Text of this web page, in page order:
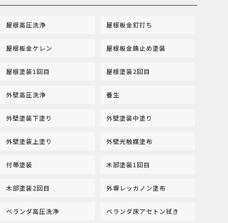
屋根高圧洗浄 屋根板金釘打ち
屋根板金ケレン 屋根板金錆止め塗装
屋根塗装1回目 屋根塗装2回目
外壁高圧洗浄 養生
外壁塗装下塗り 外壁塗装中塗り
外壁塗装上塗り 外壁光触媒塗布
付帯塗装 木部塗装1回目
木部塗装2回目 外塀レッカノン塗布
ベランダ高圧洗浄 ベランダ床アセトン拭き